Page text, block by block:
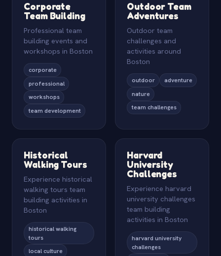
Corporate
Team Building
Professional team
building events and
workshops in Boston
corporate
professional
workshops
team development
Outdoor Team
Adventures
Outdoor team
challenges and
activities around
Boston
outdoor
adventure
nature
team challenges
Historical
Walking Tours
Experience historical
walking tours team
building activities in
Boston
historical walking
tours
local culture
Harvard
University
Challenges
Experience harvard
university challenges
team building
activities in Boston
harvard university
challenges